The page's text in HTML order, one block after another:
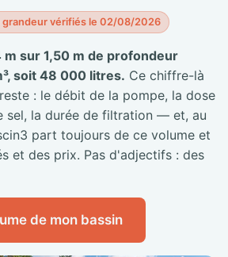
grandeur vérifiés le 02/08/2026
m sur 1,50 m de profondeur
soit 48 000 litres. Ce chiffre-là
: le débit de la pompe, la dose
sel, la durée de filtration — et, au
part toujours de ce volume et
et des prix. Pas d'adjectifs : des
de mon bassin